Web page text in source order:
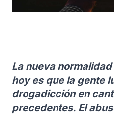
La nueva
hoy es que la gente
drogadicción en
precedentes. El